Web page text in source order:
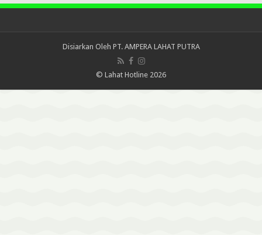
Disiarkan Oleh PT. AMPERA LAHAT PUTRA
© Lahat Hotline 2026